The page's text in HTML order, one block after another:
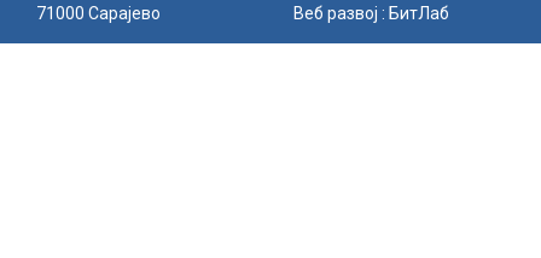
71000 Сарајево
Веб развој : БитЛаб